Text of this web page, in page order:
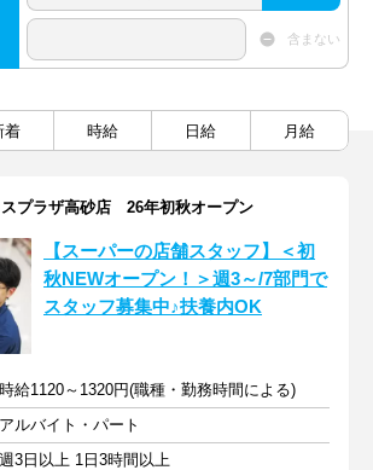
含まない
着 時給 日給 月給
プラザ高砂店 26年初秋オープン
【スーパーの店舗スタッフ】＜初
秋NEWオープン！＞週3～/7部門で
スタッフ募集中♪扶養内OK
時給1120～1320円(職種・勤務時間による)
アルバイト・パート
週3日以上 1日3時間以上